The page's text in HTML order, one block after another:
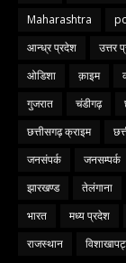
Maharashtra
आन्ध्र प्रदेश
उत्तर
ओडिशा
क़ाइम
गुजरात
चंडीगढ़
छत्तीसगढ़ क्राइम
जनसंपर्क
जनसम्पर्क
झारखण्ड
तेलंगाना
भारत
मध्य प्रदेश
राजस्थान